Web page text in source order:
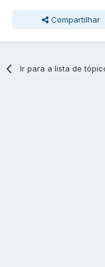
Compartilhar
Ir para a lista de